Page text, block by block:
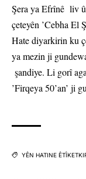
Şera ya Efrînê liv û
çeteyên ’Cebha El
Hate diyarkirin ku
ya mezin ji
şandiye. Li gorî
’Firqeya 50’an’ ji
YÊN HATINE